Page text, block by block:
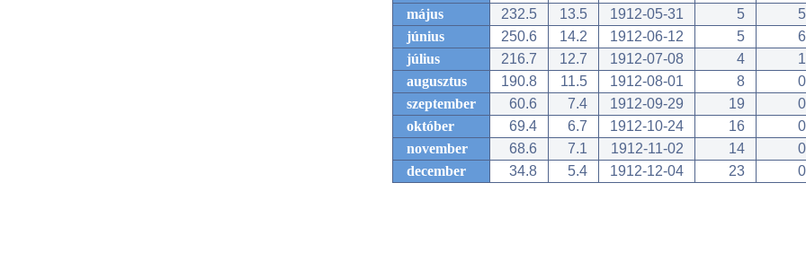
május
232.5 13.5 1912-05-31 5
5
június
250.6 14.2 1912-06-12 5
6
július
216.7 12.7 1912-07-08 4
1
augusztus
190.8 11.5 1912-08-01 8
0
szeptember
60.6 7.4 1912-09-29 19
0
október
69.4 6.7 1912-10-24 16
0
november
68.6 7.1 1912-11-02 14
0
december
34.8 5.4 1912-12-04 23 0